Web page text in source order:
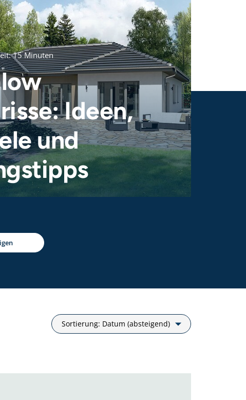
15 Minuten
Ideen,
und
Sortierung
Sortierung: Datum (absteigend)